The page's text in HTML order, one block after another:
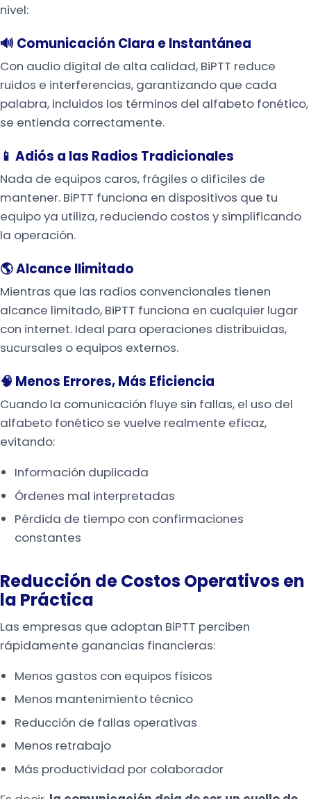
nivel:
🔊 Comunicación Clara e Instantánea
Con audio digital de alta calidad, BiPTT reduce
ruidos e interferencias, garantizando que cada
palabra, incluidos los términos del alfabeto fonético,
se entienda correctamente.
📱 Adiós a las Radios Tradicionales
Nada de equipos caros, frágiles o difíciles de
mantener. BiPTT funciona en dispositivos que tu
equipo ya utiliza, reduciendo costos y simplificando
la operación.
🌎 Alcance Ilimitado
Mientras que las radios convencionales tienen
alcance limitado, BiPTT funciona en cualquier lugar
con internet. Ideal para operaciones distribuidas,
sucursales o equipos externos.
🧠 Menos Errores, Más Eficiencia
Cuando la comunicación fluye sin fallas, el uso del
alfabeto fonético se vuelve realmente eficaz,
evitando:
Información duplicada
Órdenes mal interpretadas
Pérdida de tiempo con confirmaciones
constantes
Reducción de Costos Operativos en
la Práctica
Las empresas que adoptan BiPTT perciben
rápidamente ganancias financieras:
Menos gastos con equipos físicos
Menos mantenimiento técnico
Reducción de fallas operativas
Menos retrabajo
Más productividad por colaborador